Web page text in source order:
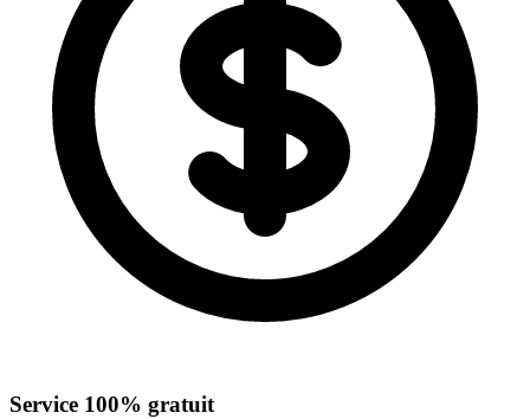
Service 100% gratuit